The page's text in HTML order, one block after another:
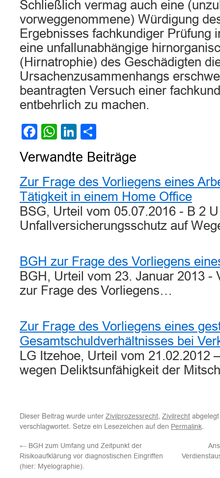
Schließlich vermag auch eine
vorweggenommene) Würdigung
Ergebnisses fachkundiger Prüfung
eine unfallunabhängige
(Hirnatrophie) des Geschädigten
Ursachenzusammenhangs
beantragten Versuch einer
entbehrlich zu machen.
Facebook
WhatsApp
LinkedIn
Verwandte Beiträge
Zur Frage des Vorliegens eines
Tätigkeit in einem Home Office
BSG, Urteil vom 05.07.2016 - B 2
Unfallversicherungsschutz auf
BGH zur Frage des Vorliegens
BGH, Urteil vom 23. Januar 2013 -
zur Frage des Vorliegens…
Zur Frage des Vorliegens eines
Gesamtschuldverhältnisses bei
LG Itzehoe, Urteil vom 21.02.2012
wegen Deliktsunfähigkeit der
Dieser Beitrag wurde unter Zivilprozessrecht, Zivilrecht
verschlagwortet. Setze ein Lesezeichen auf den Permalink.
← BGH zum Umfang und Zeitpunkt der
Risikoaufklärung vor diagnostischen Eingriffen
(hier: Myelographie).